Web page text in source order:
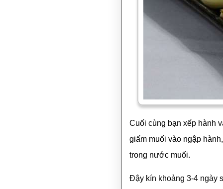
Cuối cùng bạn xếp hành
giấm muối vào ngập
trong nước muối.
Đậy kín khoảng 3-4 ngày